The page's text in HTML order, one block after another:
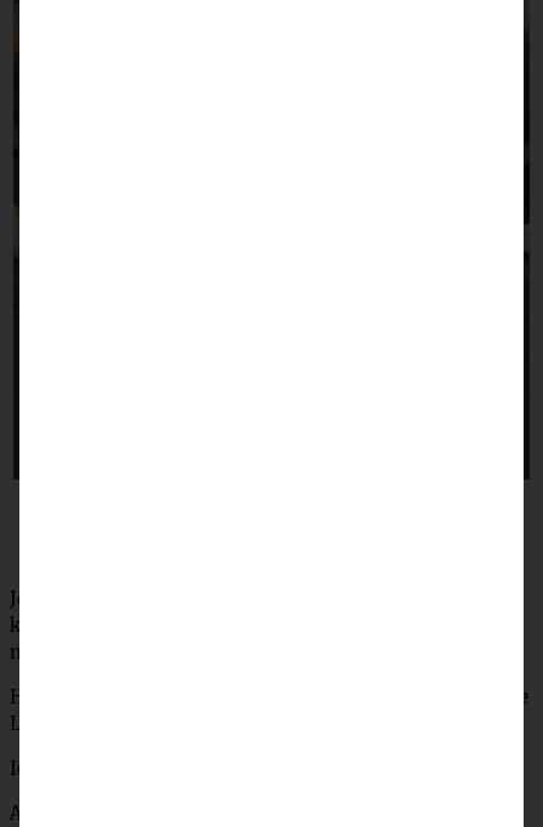
Jetzt ran an die Schüsseln und ganz schnell diese
köstlichen Muffins gebacken, dann könnt Ihr sie heute
noch zum Kaffeestündchen genießen.
Habt einen wundervollen und gemütlichen Sonntag meine
Lieben und startet gut in die neue Woche.
Ich wünsch’ Euch was!
Andrea